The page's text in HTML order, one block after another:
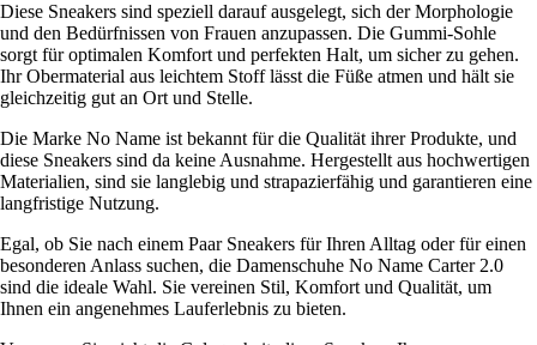
Diese Sneakers sind speziell darauf ausgelegt, sich der Morphologie
und den Bedürfnissen von Frauen anzupassen. Die Gummi-Sohle
sorgt für optimalen Komfort und perfekten Halt, um sicher zu gehen.
Ihr Obermaterial aus leichtem Stoff lässt die Füße atmen und hält sie
gleichzeitig gut an Ort und Stelle.
Die Marke No Name ist bekannt für die Qualität ihrer Produkte, und
diese Sneakers sind da keine Ausnahme. Hergestellt aus hochwertigen
Materialien, sind sie langlebig und strapazierfähig und garantieren eine
langfristige Nutzung.
Egal, ob Sie nach einem Paar Sneakers für Ihren Alltag oder für einen
besonderen Anlass suchen, die Damenschuhe No Name Carter 2.0
sind die ideale Wahl. Sie vereinen Stil, Komfort und Qualität, um
Ihnen ein angenehmes Lauferlebnis zu bieten.